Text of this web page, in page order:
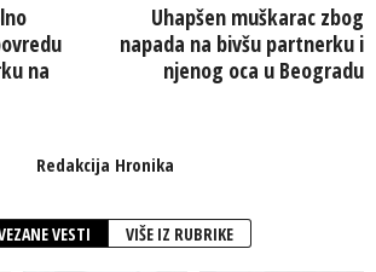
na
Uhapšen muškarac zbog
napada na bivšu partnerku i
njenog oca u Beogradu
Redakcija Hronika
VESTI VIŠE IZ RUBRIKE